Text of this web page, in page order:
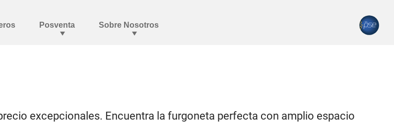
excepcionales. Encuentra la furgoneta perfecta con amplio espacio